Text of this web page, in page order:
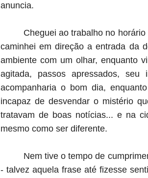
anuncia.
Cheguei ao trabalho no
caminhei em direção a entrada da
ambiente com um olhar, enquanto
agitada, passos apressados,
acompanharia o bom dia,
incapaz de desvendar o mistério
tratavam de boas notícias... e na
mesmo como ser diferente.
Nem tive o tempo de
- talvez aquela frase até fizesse